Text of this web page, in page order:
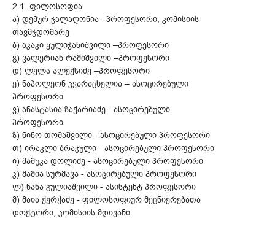
2.1. ფილოსოფია
ა) დემურ ჯალაღონია –პროფესორი, კომისიის
თავმჯდომარე
ბ) აკაკი ყულიჯანიშვილი –პროფესორი
გ) ვალერიან რამიშვილი –პროფესორი
დ) ლელა ალექსიძე –პროფესორი
ე) ნაპოლეონ კვარაცხელია – ასოცირებული
პროფესორი
ვ) ანასტასია ზაქარიაძე - ასოცირებული
პროფესორი
ზ) ნინო თომაშვილი - ასოცირებული პროფესორი
თ) ირაკლი ბრაჭული - ასოცირებული პროფესორი
ი) მამუკა დოლიძე - ასოცირებული პროფესორი
კ) მამია სურმავა - ასოცირებული პროფესორი
ლ) ნანა გულიაშვილი - ასისტენტ პროფესორი
მ) მაია ქერქაძე - ფილოსოფიურ მეცნიერებათა
დოქტორი, კომისიის მდივანი.